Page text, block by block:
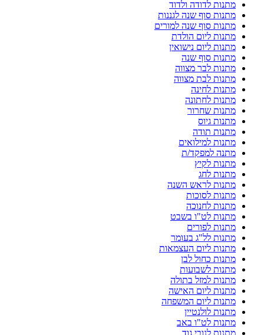
מתנות לדודה ולדוד
מתנות סוף שנה לגננות
מתנות סוף שנה למורים
מתנות ליום הולדת
מתנות ליום נישואין
מתנות סוף שנה
מתנות לבר מצווה
מתנות לבת מצווה
מתנות לחינה
מתנות לחתונה
מתנות שחרור
מתנות גיוס
מתנות תודה
מתנות למילואים
מתנה למפקד/ת
מתנות לקיץ
מתנות לחג
מתנות לראש השנה
מתנות לסוכות
מתנות לחנוכה
מתנות לט"ו בשבט
מתנות לפורים
מתנות לל"ג בעומר
מתנות ליום העצמאות
מתנות כחול לבן
מתנות לשבועות
מתנות למזל בתולה
מתנות ליום האישה
מתנות ליום המשפחה
מתנות לולנטיין
מתנות לט"ו באב